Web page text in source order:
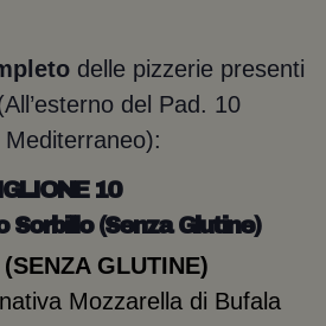
delle pizzerie presenti
del Pad. 10
10
Sorbillo (Senza Glutine)
GLUTINE)
Mozzarella di Bufala